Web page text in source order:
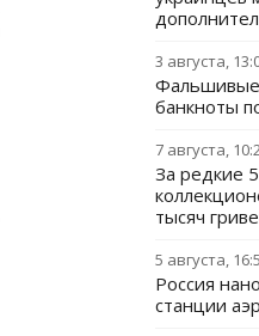
3 августа,
Фальшивые
банкноты
7 августа,
За редкие
тысяч
5 августа,
Россия
станции